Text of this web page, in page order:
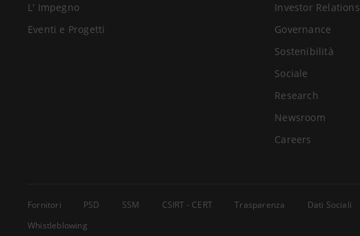
L' Impegno
Eventi e Progetti
Investor Relations
Governance
Sostenibilità
Sociale
Research
Newsroom
Careers
Fornitori PSD SSM CSIRT - CERT Trasparenza Dati Sociali
Whistleblowing